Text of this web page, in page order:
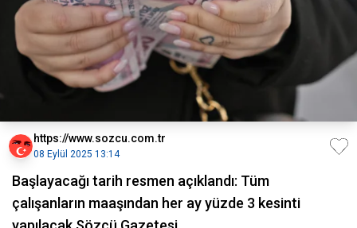
https://www.sozcu.com.tr
08 Eylül 2025 13:14
Başlayacağı tarih resmen açıklandı: Tüm
çalışanların maaşından her ay yüzde 3 kesinti